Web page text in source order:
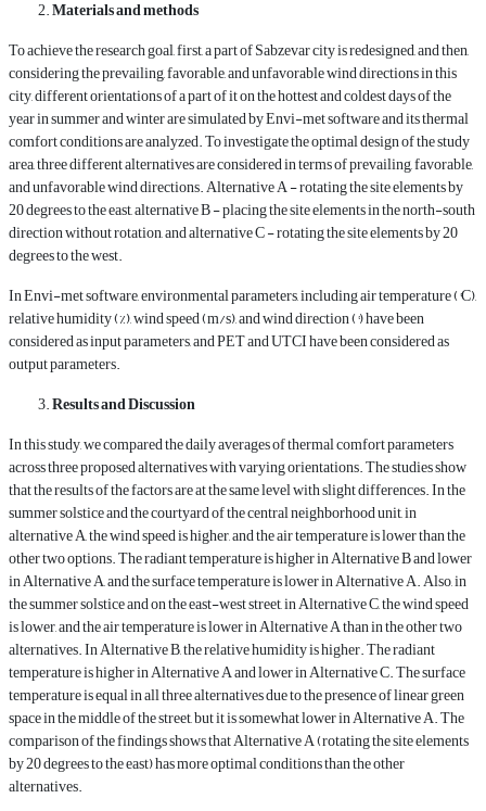
Materials and methods
To achieve the research goal, first, a part of Sabzevar city is redesigned, and then,
considering the prevailing, favorable, and unfavorable wind directions in this
city, different orientations of a part of it on the hottest and coldest days of the
year in summer and winter are simulated by Envi-met software and its thermal
comfort conditions are analyzed. To investigate the optimal design of the study
area, three different alternatives are considered in terms of prevailing, favorable,
and unfavorable wind directions. Alternative A - rotating the site elements by
20 degrees to the east, alternative B - placing the site elements in the north-south
direction without rotation, and alternative C - rotating the site elements by 20
degrees to the west.
In Envi-met software, environmental parameters, including air temperature (°C),
relative humidity (%), wind speed (m/s), and wind direction (°) have been
considered as input parameters, and PET and UTCI have been considered as
output parameters.
Results and Discussion
In this study, we compared the daily averages of thermal comfort parameters
across three proposed alternatives with varying orientations. The studies show
that the results of the factors are at the same level with slight differences. In the
summer solstice and the courtyard of the central neighborhood unit, in
alternative A, the wind speed is higher, and the air temperature is lower than the
other two options. The radiant temperature is higher in Alternative B and lower
in Alternative A, and the surface temperature is lower in Alternative A. Also, in
the summer solstice and on the east-west street, in Alternative C, the wind speed
is lower, and the air temperature is lower in Alternative A than in the other two
alternatives. In Alternative B, the relative humidity is higher. The radiant
temperature is higher in Alternative A and lower in Alternative C. The surface
temperature is equal in all three alternatives due to the presence of linear green
space in the middle of the street, but it is somewhat lower in Alternative A. The
comparison of the findings shows that Alternative A (rotating the site elements
by 20 degrees to the east) has more optimal conditions than the other
alternatives.